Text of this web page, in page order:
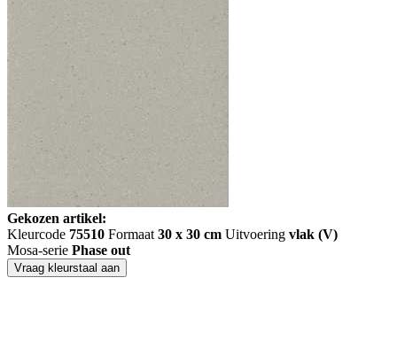
Gekozen artikel:
Kleurcode 75510 Formaat 30 x 30 cm Uitvoering vlak (V)
Mosa-serie Phase out
Vraag kleurstaal aan